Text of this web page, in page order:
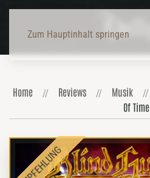
Zum Hauptinhalt springen
Home Reviews Musik
Of Time